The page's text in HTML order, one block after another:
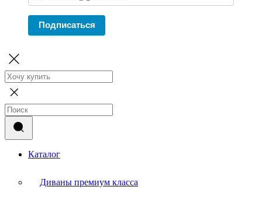
Подписаться
Каталог
Диваны премиум класса